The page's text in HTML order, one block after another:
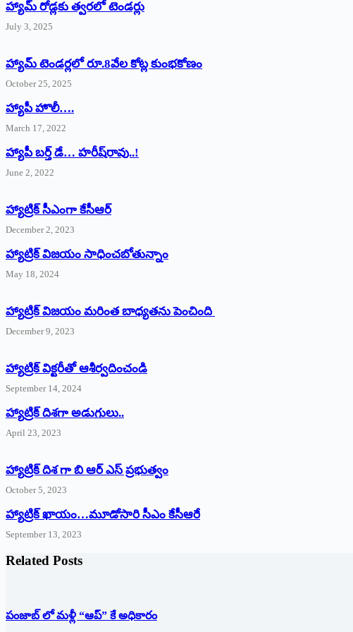
హ్యామ్‌ రోడ్లకు త్వరలో టెండర్లు
July 3, 2025
హ్యామ్‌ ‌టెండర్లలో రూ.8వేల కోట్ల కుంభకోణం
October 25, 2025
హ్యాపీ హొలీ….
March 17, 2022
హ్యాపీ బర్త్ ‌డే… హరీష్‌రావు..!
June 2, 2022
హ్యాట్రిక్‌ ‌సీఎంగా కేసీఆర్‌
December 2, 2023
హ్యాట్రిక్‌ విజయం సాధించబోతున్నాం
May 18, 2024
హ్యాట్రిక్ విజయం మరింత బాధ్యతను పెంచింది
December 9, 2023
హ్యాట్రిక్‌ ‌విక్టరీతో ఆశీర్వదించండి
September 14, 2024
‌హ్యాట్రిక్‌ ‌దిశగా అడుగులు..
April 23, 2023
హ్యాట్రిక్ దిశ గా బి ఆర్ ఎస్ ప్రభుత్వం
October 5, 2023
హ్యాట్రిక్‌ ‌ఖాయం…మూడోసారి సీఎం కేసీఆరే
September 13, 2023
Related Posts
పంజాబ్ లో మళ్లీ “ఆప్” కే అధికారం